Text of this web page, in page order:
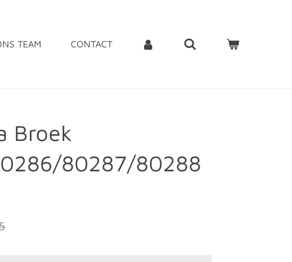
TEAM CONTACT
Broek
80287/80288